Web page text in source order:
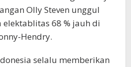
Olly Steven unggul
elektablitas 68 % jauh di
Hendry.
selalu memberikan